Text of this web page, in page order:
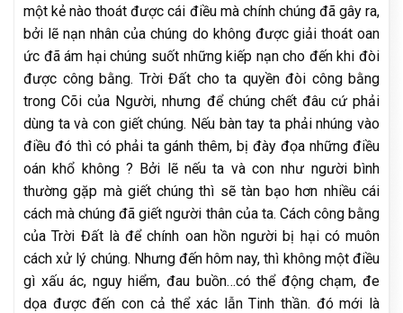
một kẻ nào thoát được cái điều mà chính chúng đã gây ra,
bởi lẽ nạn nhân của chúng do không được giải thoát oan
ức đã ám hại chúng suốt những kiếp nạn cho đến khi đòi
được công bằng. Trời Đất cho ta quyền đòi công bằng
trong Cõi của Người, nhưng để chúng chết đâu cứ phải
dùng ta và con giết chúng. Nếu bàn tay ta phải nhúng vào
điều đó thì có phải ta gánh thêm, bị đày đọa những điều
oán khổ không ? Bởi lẽ nếu ta và con như người bình
thường gặp mà giết chúng thì sẽ tàn bạo hơn nhiều cái
cách mà chúng đã giết người thân của ta. Cách công bằng
của Trời Đất là để chính oan hồn người bị hại có muôn
cách xử lý chúng. Nhưng đến hôm nay, thì không một điều
gì xấu ác, nguy hiểm, đau buồn…có thể động chạm, đe
dọa được đến con cả thể xác lẫn Tinh thần. đó mới là